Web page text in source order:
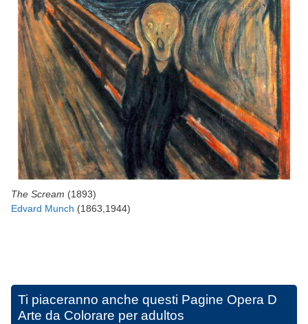
The Scream (1893)
Edvard Munch (1863,1944)
Ti piaceranno anche questi Pagine Opera D
Arte da Colorare per adultos